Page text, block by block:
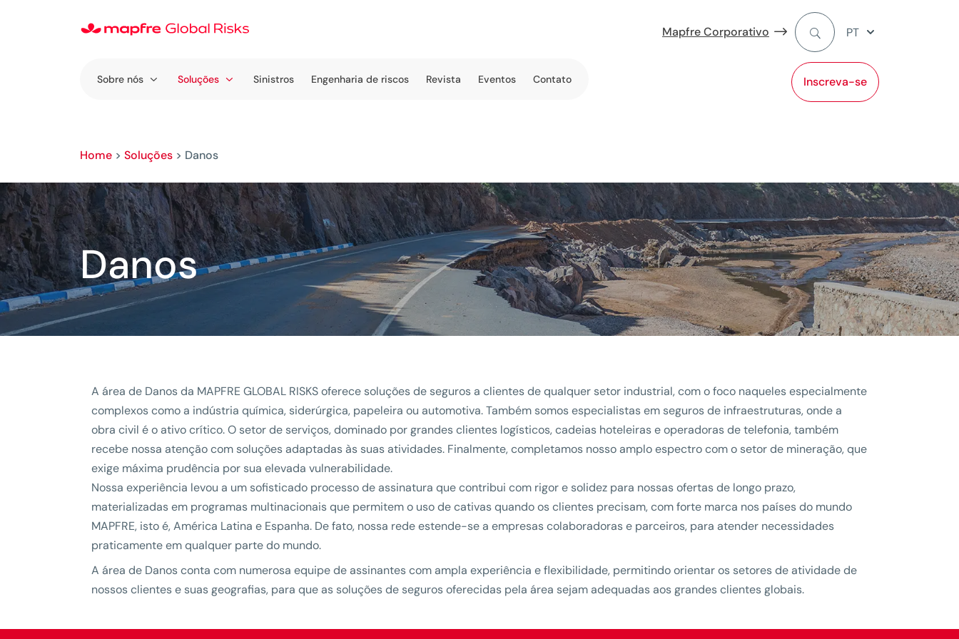
Mapfre Corporativo
Inscreva-se
PT
Sobre nós Soluções Sinistros Engenharia de riscos Revista Eventos Contato
Home > Soluções > Danos
Danos
A área de Danos da MAPFRE GLOBAL RISKS oferece soluções de seguros a clientes de qualquer setor industrial, com o foco naqueles especialmente
complexos como a indústria química, siderúrgica, papeleira ou automotiva. Também somos especialistas em seguros de infraestruturas, onde a
obra civil é o ativo crítico. O setor de serviços, dominado por grandes clientes logísticos, cadeias hoteleiras e operadoras de telefonia, também
recebe nossa atenção com soluções adaptadas às suas atividades. Finalmente, completamos nosso amplo espectro com o setor de mineração, que
exige máxima prudência por sua elevada vulnerabilidade.
Nossa experiência levou a um sofisticado processo de assinatura que contribui com rigor e solidez para nossas ofertas de longo prazo,
materializadas em programas multinacionais que permitem o uso de cativas quando os clientes precisam, com forte marca nos países do mundo
MAPFRE, isto é, América Latina e Espanha. De fato, nossa rede estende-se a empresas colaboradoras e parceiros, para atender necessidades
praticamente em qualquer parte do mundo.
A área de Danos conta com numerosa equipe de assinantes com ampla experiência e flexibilidade, permitindo orientar os setores de atividade de
nossos clientes e suas geografias, para que as soluções de seguros oferecidas pela área sejam adequadas aos grandes clientes globais.